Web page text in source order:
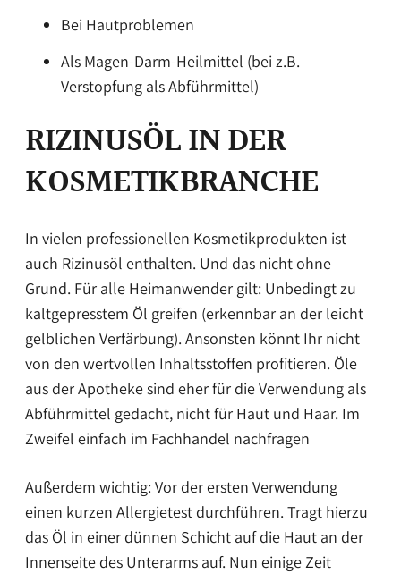
Bei Hautproblemen
Als Magen-Darm-Heilmittel (bei z.B.
Verstopfung als Abführmittel)
RIZINUSÖL IN DER
KOSMETIKBRANCHE
In vielen professionellen Kosmetikprodukten ist
auch Rizinusöl enthalten. Und das nicht ohne
Grund. Für alle Heimanwender gilt: Unbedingt zu
kaltgepresstem Öl greifen (erkennbar an der leicht
gelblichen Verfärbung). Ansonsten könnt Ihr nicht
von den wertvollen Inhaltsstoffen profitieren. Öle
aus der Apotheke sind eher für die Verwendung als
Abführmittel gedacht, nicht für Haut und Haar. Im
Zweifel einfach im Fachhandel nachfragen
Außerdem wichtig: Vor der ersten Verwendung
einen kurzen Allergietest durchführen. Tragt hierzu
das Öl in einer dünnen Schicht auf die Haut an der
Innenseite des Unterarms auf. Nun einige Zeit